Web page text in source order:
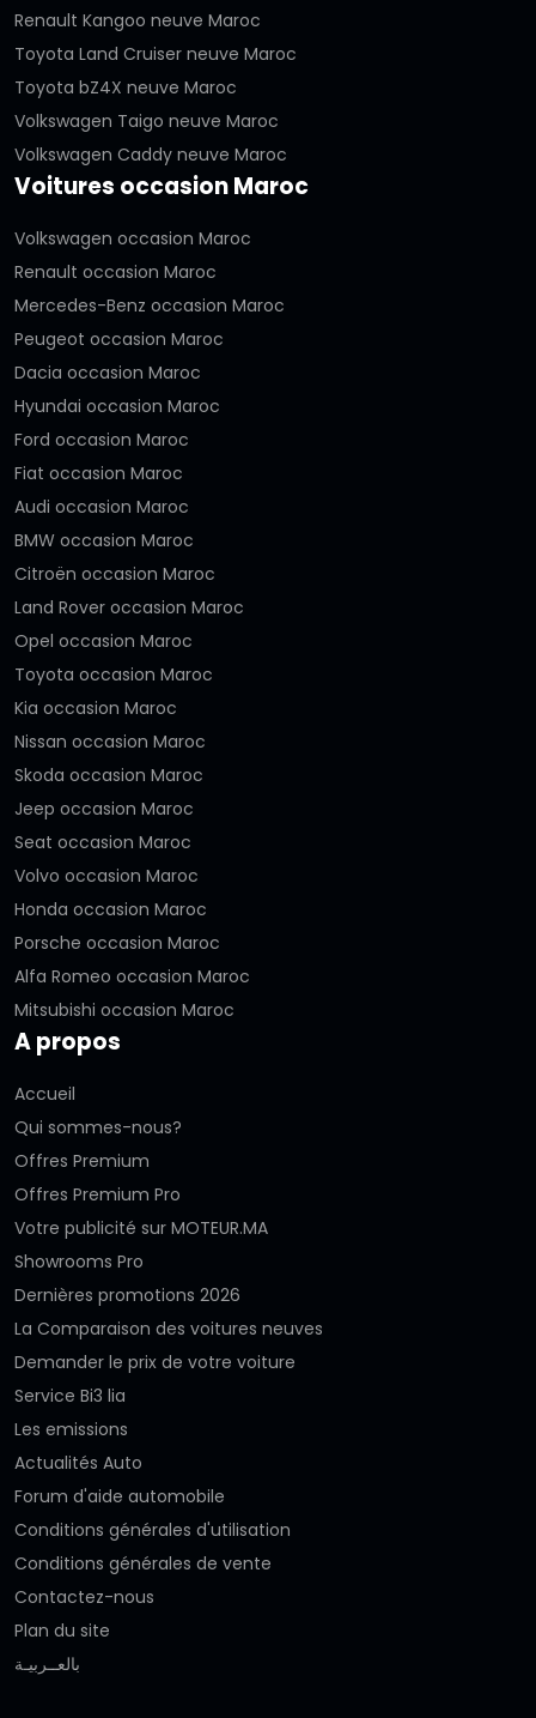
Renault Kangoo neuve Maroc
Toyota Land Cruiser neuve Maroc
Toyota bZ4X neuve Maroc
Volkswagen Taigo neuve Maroc
Volkswagen Caddy neuve Maroc
Voitures occasion Maroc
Volkswagen occasion Maroc
Renault occasion Maroc
Mercedes-Benz occasion Maroc
Peugeot occasion Maroc
Dacia occasion Maroc
Hyundai occasion Maroc
Ford occasion Maroc
Fiat occasion Maroc
Audi occasion Maroc
BMW occasion Maroc
Citroën occasion Maroc
Land Rover occasion Maroc
Opel occasion Maroc
Toyota occasion Maroc
Kia occasion Maroc
Nissan occasion Maroc
Skoda occasion Maroc
Jeep occasion Maroc
Seat occasion Maroc
Volvo occasion Maroc
Honda occasion Maroc
Porsche occasion Maroc
Alfa Romeo occasion Maroc
Mitsubishi occasion Maroc
A propos
Accueil
Qui sommes-nous?
Offres Premium
Offres Premium Pro
Votre publicité sur MOTEUR.MA
Showrooms Pro
Dernières promotions 2026
La Comparaison des voitures neuves
Demander le prix de votre voiture
Service Bi3 lia
Les emissions
Actualités Auto
Forum d'aide automobile
Conditions générales d'utilisation
Conditions générales de vente
Contactez-nous
Plan du site
بالعــربيـة